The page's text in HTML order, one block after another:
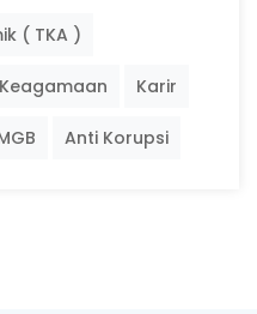
( TKA )
Keagamaan Karir
Anti Korupsi